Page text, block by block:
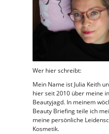
Wer hier schreibt:
Mein Name ist Julia Keith
hier seit 2010 über meine
Beautyjagd. In meinem
Beauty Briefing teile ich
meine persönliche
Kosmetik.